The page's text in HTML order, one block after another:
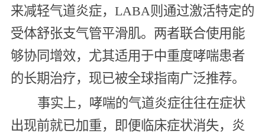
来减轻气道炎症，LABA则通过激活特定的
受体舒张支气管平滑肌。两者联合使用能
够协同增效，尤其适用于中重度哮喘患者
的长期治疗，现已被全球指南广泛推荐。
事实上，哮喘的气道炎症往往在症状
出现前就已加重，即便临床症状消失，炎